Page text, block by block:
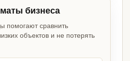
бизнеса
помогают сравнить
объектов и не потерять